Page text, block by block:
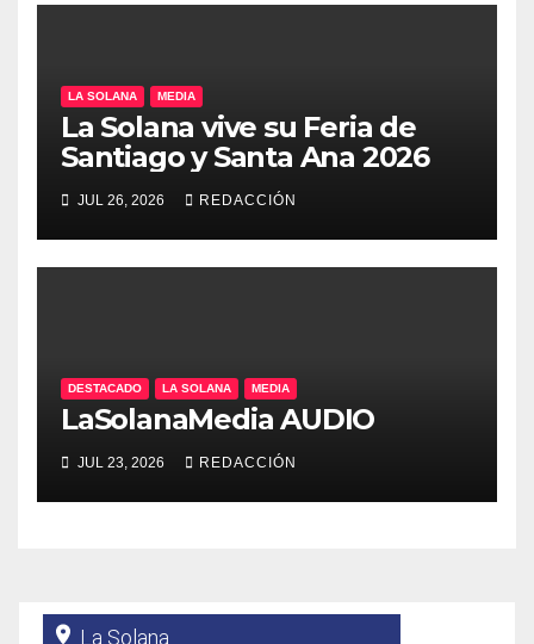
LA SOLANA MEDIA
La Solana vive su Feria de
Santiago y Santa Ana 2026
JUL 26, 2026 REDACCIÓN
DESTACADO LA SOLANA MEDIA
LaSolanaMedia AUDIO
JUL 23, 2026 REDACCIÓN